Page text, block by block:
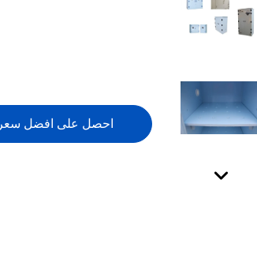
احصل على افضل سعر